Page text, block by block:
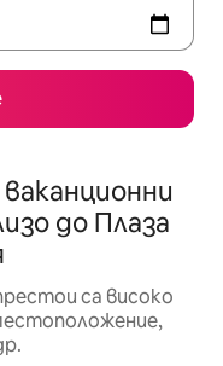
до Плаза
са високо